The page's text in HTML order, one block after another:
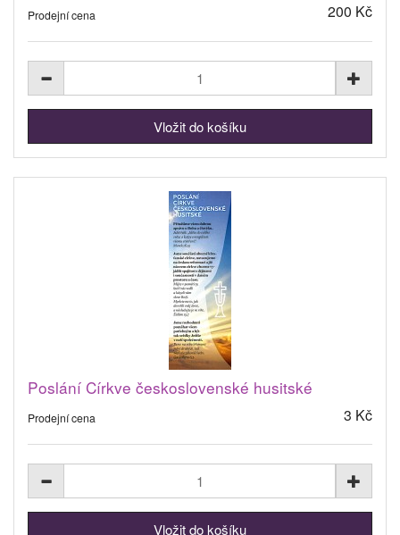
Prodejní cena 200 Kč
Poslání Církve československé husitské
Prodejní cena 3 Kč